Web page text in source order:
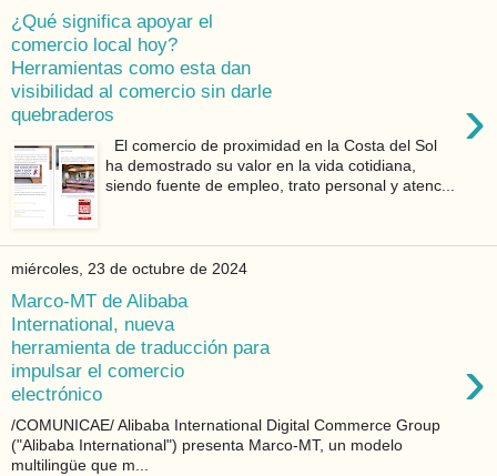
¿Qué significa apoyar el
comercio local hoy?
Herramientas como esta dan
visibilidad al comercio sin darle
quebraderos
›
El comercio de proximidad en la Costa del Sol
ha demostrado su valor en la vida cotidiana,
siendo fuente de empleo, trato personal y atenc...
miércoles, 23 de octubre de 2024
Marco-MT de Alibaba
International, nueva
herramienta de traducción para
impulsar el comercio
electrónico
›
/COMUNICAE/ Alibaba International Digital Commerce Group
("Alibaba International") presenta Marco-MT, un modelo
multilingüe que m...